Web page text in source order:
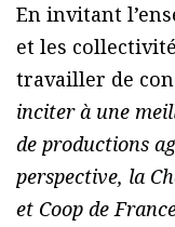
En invitant
et les
travailler de
inciter à une
de productions
perspective, la
et Coop de